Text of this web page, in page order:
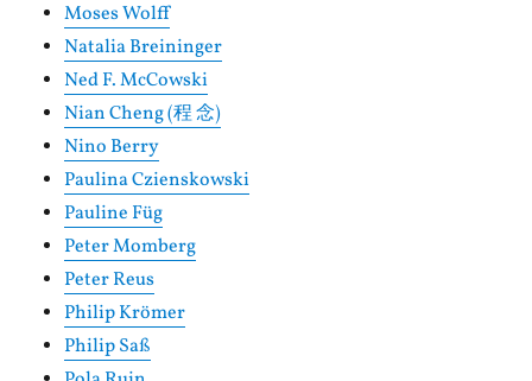
Moses Wolff
Natalia Breininger
Ned F. McCowski
Nian Cheng (程 念)
Nino Berry
Paulina Czienskowski
Pauline Füg
Peter Momberg
Peter Reus
Philip Krömer
Philip Saß